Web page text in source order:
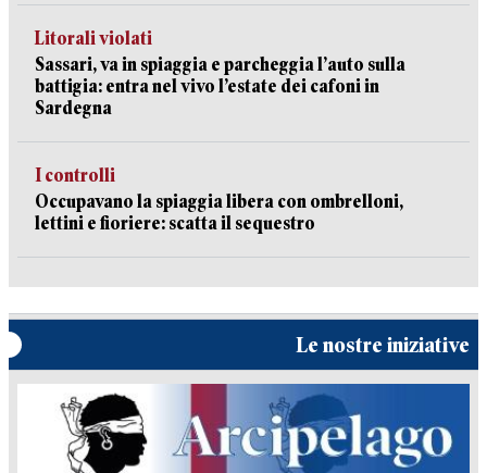
Litorali violati
Sassari, va in spiaggia e parcheggia l’auto sulla
battigia: entra nel vivo l’estate dei cafoni in
Sardegna
I controlli
Occupavano la spiaggia libera con ombrelloni,
lettini e fioriere: scatta il sequestro
Le nostre iniziative